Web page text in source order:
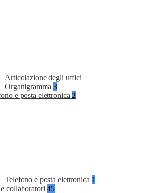
Articolazione degli uffici
Organigramma 3
e posta elettronica 2
Telefono e posta elettronica 1
collaboratori 45